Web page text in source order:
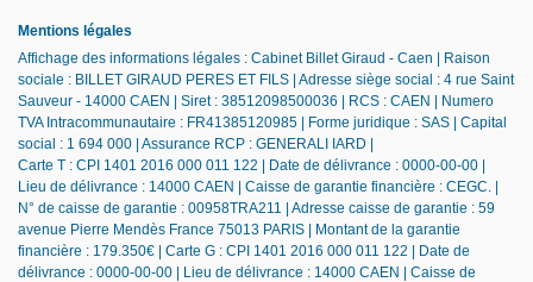
Mentions légales
Affichage des informations légales : Cabinet Billet Giraud - Caen | Raison
sociale : BILLET GIRAUD PERES ET FILS | Adresse siège social : 4 rue Saint
Sauveur - 14000 CAEN | Siret : 38512098500036 | RCS : CAEN | Numero
TVA Intracommunautaire : FR41385120985 | Forme juridique : SAS | Capital
social : 1 694 000 | Assurance RCP : GENERALI IARD |
Carte T : CPI 1401 2016 000 011 122 | Date de délivrance : 0000-00-00 |
Lieu de délivrance : 14000 CAEN | Caisse de garantie financière : CEGC. |
N° de caisse de garantie : 00958TRA211 | Adresse caisse de garantie : 59
avenue Pierre Mendès France 75013 PARIS | Montant de la garantie
financière : 179.350€ | Carte G : CPI 1401 2016 000 011 122 | Date de
délivrance : 0000-00-00 | Lieu de délivrance : 14000 CAEN | Caisse de